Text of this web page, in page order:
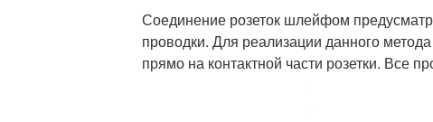
Соединение розеток шлейфом
проводки. Для реализации данного
прямо на контактной части розетки. Все